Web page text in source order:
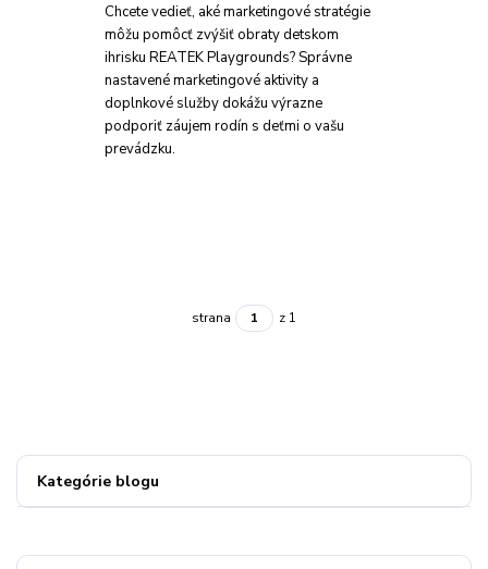
Kategórie blogu
Chcete vedieť, aké marketingové stratégie
môžu pomôcť zvýšiť obraty detskom
ihrisku REATEK Playgrounds? Správne
nastavené marketingové aktivity a
doplnkové služby dokážu výrazne
podporiť záujem rodín s deťmi o vašu
prevádzku.
strana z 1